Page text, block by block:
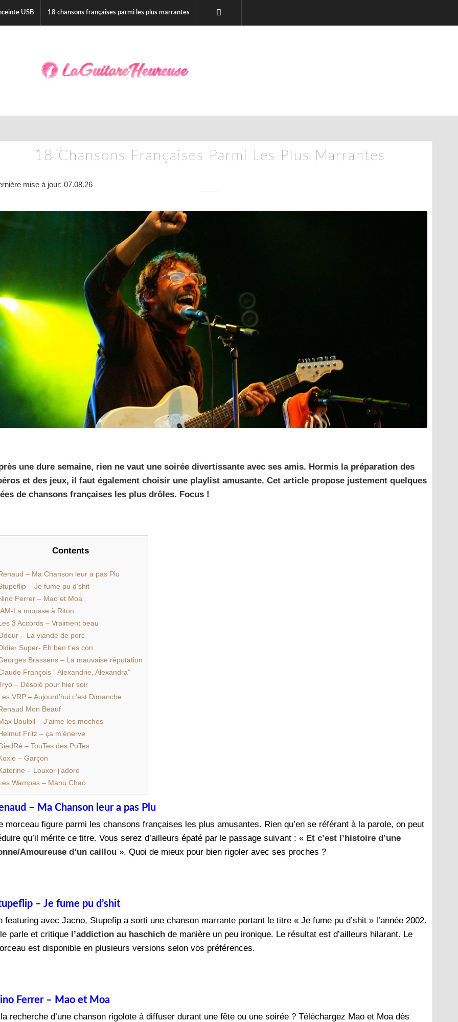
USB 18 chansons françaises parmi les plus marrantes
18 Chansons Françaises Parmi Les Plus Marrantes
mise à jour: 07.08.26
une dure semaine, rien ne vaut une soirée divertissante avec ses amis. Hormis la préparation des
et des jeux, il faut également choisir une playlist amusante. Cet article propose justement quelques
de chansons françaises les plus drôles. Focus !
Contents
– Ma Chanson leur a pas Plu
– Je fume pu d’shit
Ferrer – Mao et Moa
La mousse à Riton
3 Accords – Vraiment beau
– La viande de porc
Super- Eh ben t’es con
Brassens – La mauvaise réputation
François ” Alexandrie, Alexandra”
– Désolé pour hier soir
VRP – Aujourd’hui c’est Dimanche
Mon Beauf
Boulbil – J’aime les moches
Fritz – ça m’énerve
– TouTes des PuTes
– Garçon
– Louxor j’adore
Wampas – Manu Chao
– Ma Chanson leur a pas Plu
morceau figure parmi les chansons françaises les plus amusantes. Rien qu’en se référant à la parole, on peut
qu’il mérite ce titre. Vous serez d’ailleurs épaté par le passage suivant : « Et c’est l’histoire d’une
Amoureuse d’un caillou ». Quoi de mieux pour bien rigoler avec ses proches ?
– Je fume pu d’shit
featuring avec Jacno, Stupefip a sorti une chanson marrante portant le titre « Je fume pu d’shit » l’année 2002.
parle et critique l’addiction au haschich de manière un peu ironique. Le résultat est d’ailleurs hilarant. Le
est disponible en plusieurs versions selon vos préférences.
Ferrer – Mao et Moa
recherche d’une chanson rigolote à diffuser durant une fête ou une soirée ? Téléchargez Mao et Moa dès